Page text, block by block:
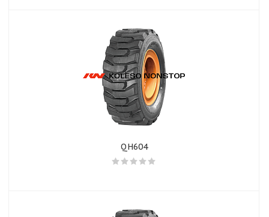
QH604